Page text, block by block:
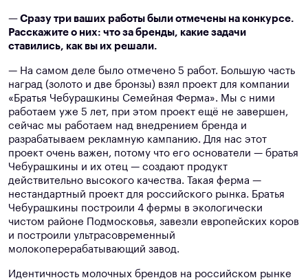
— Сразу три ваших работы были отмечены на конкурсе.
Расскажите о них: что за бренды, какие задачи
ставились, как вы их решали.
— На самом деле было отмечено 5 работ. Большую часть
наград (золото и две бронзы) взял проект для компании
«Братья Чебурашкины Семейная Ферма». Мы с ними
работаем уже 5 лет, при этом проект ещё не завершен,
сейчас мы работаем над внедрением бренда и
разрабатываем рекламную кампанию. Для нас этот
проект очень важен, потому что его основатели — братья
Чебурашкины и их отец — создают продукт
действительно высокого качества. Такая ферма —
нестандартный проект для российского рынка. Братья
Чебурашкины построили 4 фермы в экологически
чистом районе Подмосковья, завезли европейских коров
и построили ультрасовременный
молокоперерабатывающий завод.
Идентичность молочных брендов на российском рынке